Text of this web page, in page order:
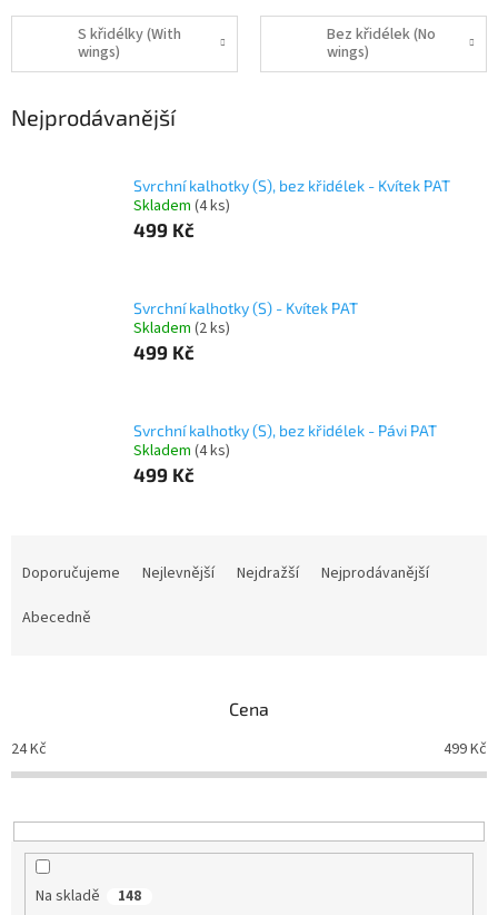
S křidélky (With
wings)
Bez křidélek (No
wings)
Nejprodávanější
Svrchní kalhotky (S), bez křidélek - Kvítek PAT
Skladem (4 ks)
499 Kč
Svrchní kalhotky (S) - Kvítek PAT
Skladem (2 ks)
499 Kč
Svrchní kalhotky (S), bez křidélek - Pávi PAT
Skladem (4 ks)
499 Kč
o
d
k
t
Doporučujeme Nejlevnější Nejdražší
Nejprodávanější
Abecedně
Cena
24Kč 499Kč
Na skladě 148